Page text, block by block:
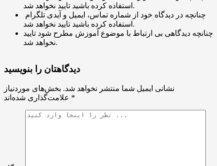
استفاده کرده باشید تایید نخواهد شد.
استفاده کرده باشید تایید نخواهد شد.
چنانچه دیدگاهی بی ارتباط با موضوع آموزش مطرح شود تایید
نخواهد شد.
دیدگاهتان را بنویسید
نشانی ایمیل شما منتشر نخواهد شد. بخش‌های موردنیاز
*